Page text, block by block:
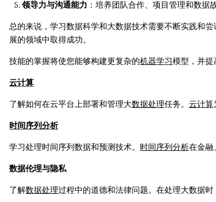
领导力与沟通能力 ：培养团队合作、项目管理和数据
总的来说，学习数据科学和大数据技术需要不断实践和
展的领域中取得成功。
技能的掌握将使您能够构建更复杂的机器学习模型，并提
云计算
了解如何在云平台上部署和管理大数据处理任务。 云计算
时间序列分析
学习处理时间序列数据和预测技术。 时间序列分析在金融
数据伦理与隐私
了解数据处理过程中的道德和法律问题。在处理大数据时